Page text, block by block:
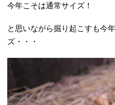
今年こそは通常サイズ！
と思いながら掘り起こすも今
ズ・・・